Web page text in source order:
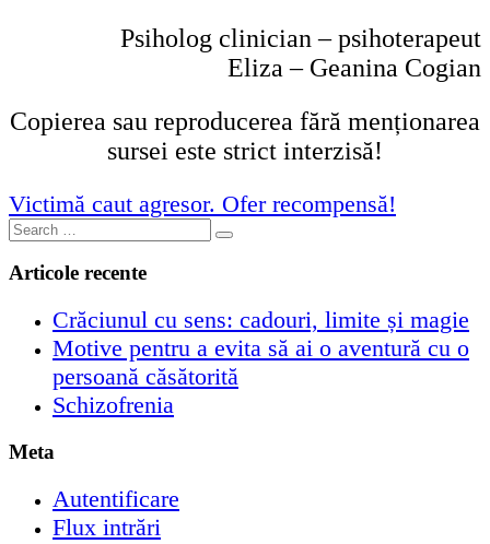
Psiholog clinician – psihoterapeut
Eliza – Geanina Cogian
Copierea sau reproducerea fără menționarea
sursei este strict interzisă!
Navigare
în
articole
Next
Post:
Victimă caut agresor. Ofer recompensă!
Search
for:
Search
Articole recente
Crăciunul cu sens: cadouri, limite și magie
Motive pentru a evita să ai o aventură cu o
persoană căsătorită
Schizofrenia
Meta
Autentificare
Flux intrări